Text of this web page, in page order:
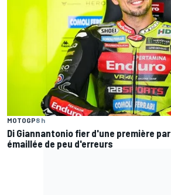
MOTOGP8 h
Di Giannantonio fier d'une première
émaillée de peu d'erreurs